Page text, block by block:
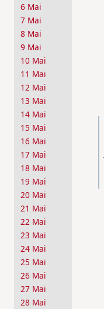
6 Mai
7 Mai
8 Mai
9 Mai
10 Mai
11 Mai
12 Mai
13 Mai
14 Mai
15 Mai
16 Mai
17 Mai
18 Mai
19 Mai
20 Mai
21 Mai
22 Mai
23 Mai
24 Mai
25 Mai
26 Mai
27 Mai
28 Mai